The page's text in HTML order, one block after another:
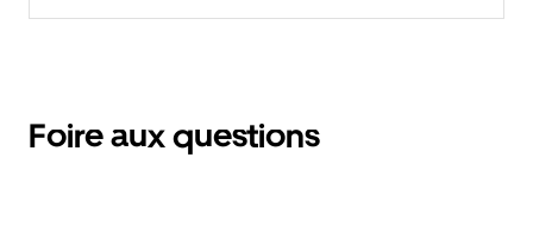
Foire aux questions